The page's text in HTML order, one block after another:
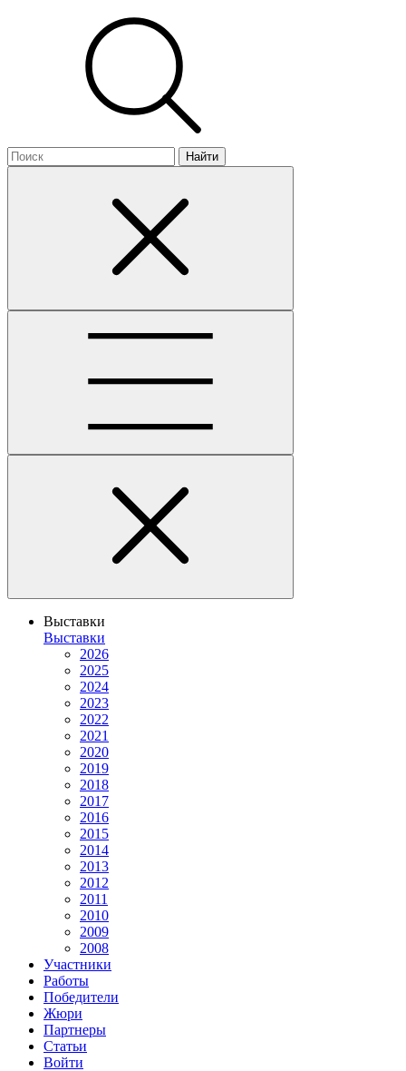
Найти
Выставки
Выставки
2026
2025
2024
2023
2022
2021
2020
2019
2018
2017
2016
2015
2014
2013
2012
2011
2010
2009
2008
Участники
Работы
Победители
Жюри
Партнеры
Статьи
Войти